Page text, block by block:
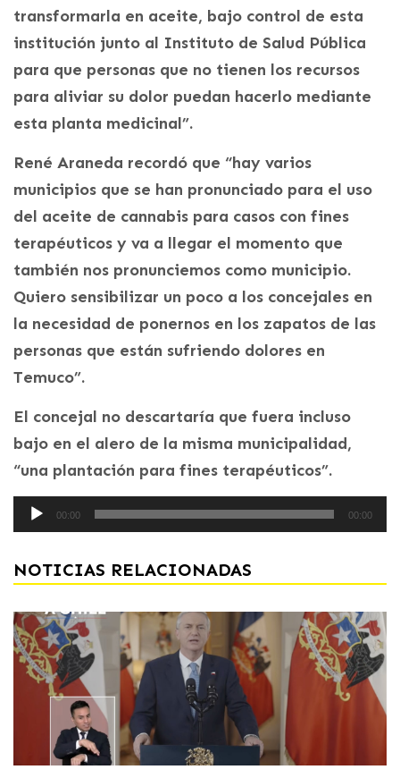
transformarla en aceite, bajo control de esta
institución junto al Instituto de Salud Pública
para que personas que no tienen los recursos
para aliviar su dolor puedan hacerlo mediante
esta planta medicinal”.
René Araneda recordó que “hay varios
municipios que se han pronunciado para el uso
del aceite de cannabis para casos con fines
terapéuticos y va a llegar el momento que
también nos pronunciemos como municipio.
Quiero sensibilizar un poco a los concejales en
la necesidad de ponernos en los zapatos de las
personas que están sufriendo dolores en
Temuco”.
El concejal no descartaría que fuera incluso
bajo en el alero de la misma municipalidad,
“una plantación para fines terapéuticos”.
Reproductor
00:00 00:00
NOTICIAS RELACIONADAS